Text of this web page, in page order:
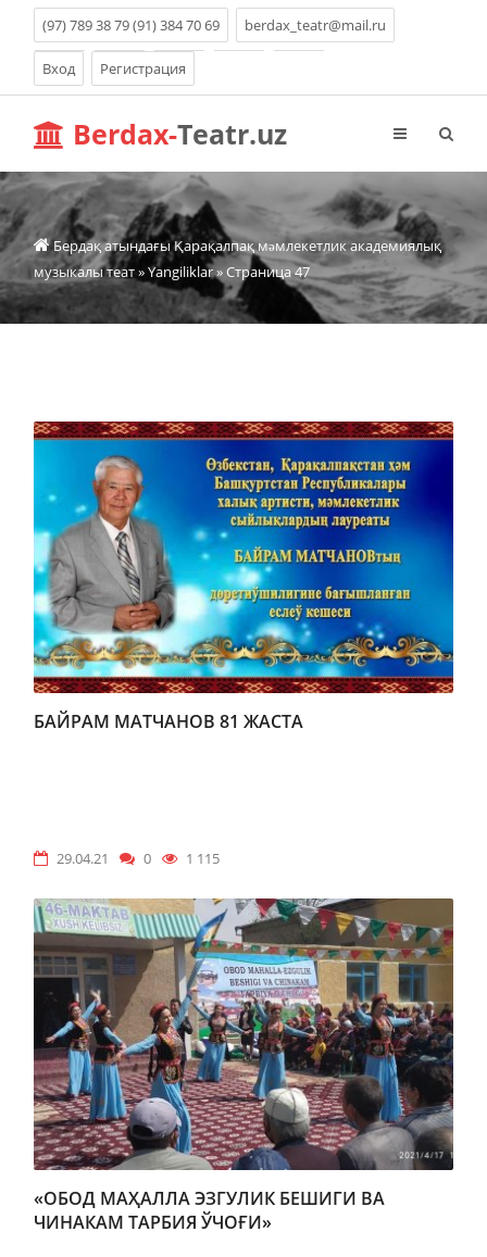
(97) 789 38 79 (91) 384 70 69 berdax_teatr@mail.ru
Вход Регистрация
Berdax-Teatr.uz
Бердақ атындағы Қарақалпақ мəмлекетлик академиялық
музыкалы теат»Yangiliklar» Страница 47
БАЙРАМ МАТЧАНОВ 81 ЖАСТА
29.04.21 0 1 115
«ОБОД МАҲАЛЛА ЭЗГУЛИК БЕШИГИ ВА
ЧИНАКАМ ТАРБИЯ ЎЧОҒИ»